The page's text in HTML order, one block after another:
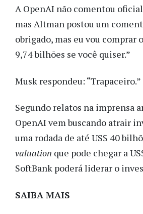
A OpenAI não comentou
mas Altman postou um
obrigado, mas eu vou comprar
9,74 bilhões se você quiser.”
Musk respondeu: “Trapaceiro.”
Segundo relatos na imprensa
OpenAI vem buscando atrair
uma rodada de até US$ 40
valuation que pode chegar a
SoftBank poderá liderar o
SAIBA MAIS